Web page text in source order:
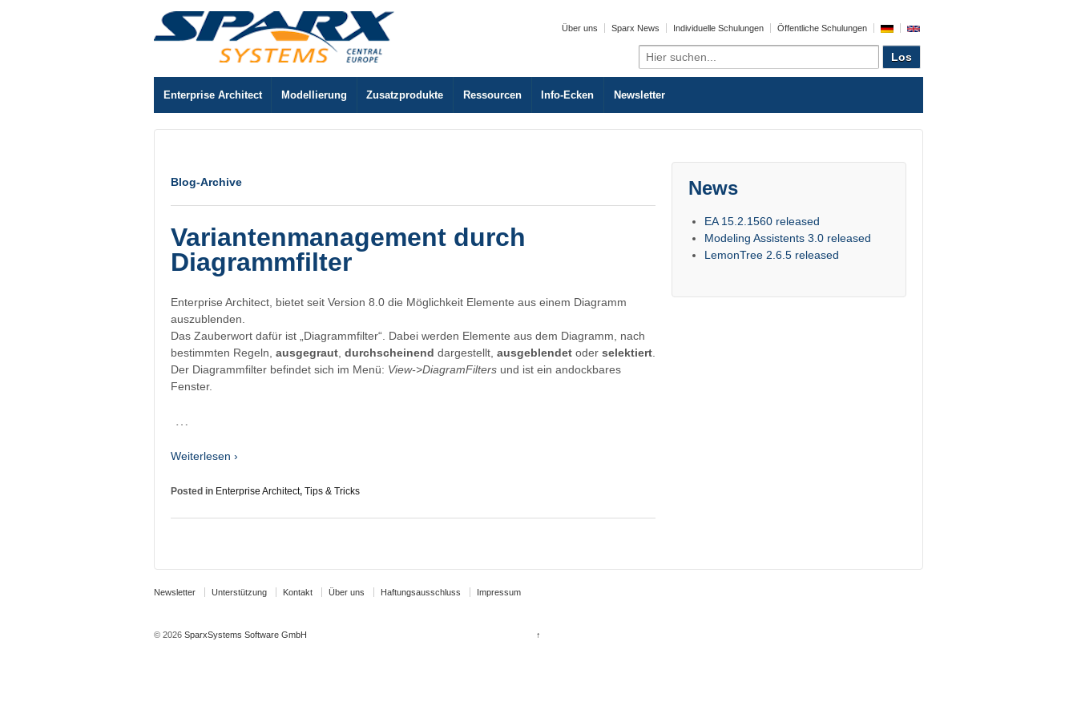
Über uns Sparx News Individuelle Schulungen Öffentliche Schulungen
Search
for:
Enterprise Architect Modellierung Zusatzprodukte Ressourcen Info-Ecken Newsletter
Blog-Archive
Variantenmanagement durch
Diagrammfilter
Enterprise Architect, bietet seit Version 8.0 die Möglichkeit Elemente aus einem Diagramm
auszublenden.
Das Zauberwort dafür ist „Diagrammfilter“. Dabei werden Elemente aus dem Diagramm, nach
bestimmten Regeln, ausgegraut durchscheinend dargestellt, ausgeblendet oder selektiert
Der Diagrammfilter befindet sich im Menü: View->DiagramFilters und ist ein andockbares
Fenster.
…
Weiterlesen ›
Posted in Enterprise Architect, Tips & Tricks
News
EA 15.2.1560 released
Modeling Assistents 3.0 released
LemonTree 2.6.5 released
Newsletter Unterstützung Kontakt Über uns Haftungsausschluss Impressum
© 2026 SparxSystems Software GmbH ↑